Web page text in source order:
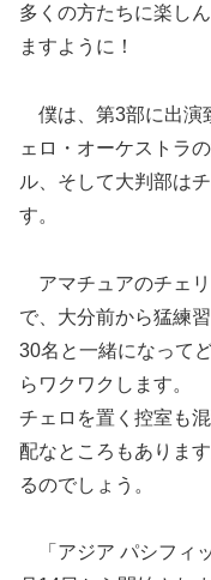
多くの方たちに楽し
ますように！
僕は、第3部に出演
ェロ・オーケストラ
ル、そして大判部は
す。
アマチュアのチェ
で、大分前から猛練
30名と一緒になって
らワクワクします。
チェロを置く控室も
配なところもありま
るのでしょう。
「アジア パシフィ